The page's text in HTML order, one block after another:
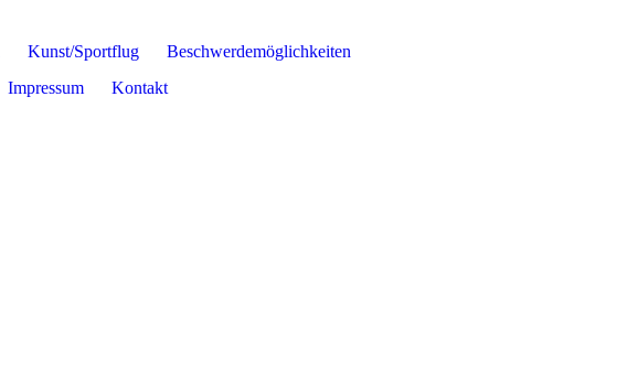
Kunst/Sportflug
Beschwerdemöglichkeiten
Impressum Kontakt